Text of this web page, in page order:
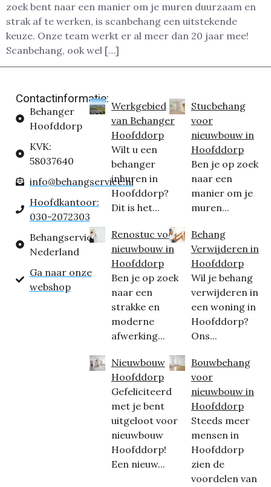
zoek bent naar een manier om je muren duurzaam en
strak af te werken, is scanbehang een uitstekende
keuze. Onze team werkt er al meer dan 20 jaar mee!
Scanbehang, ook wel […]
Contactinformatie:
Behanger
Hoofddorp
KVK:
58037640
info@behangservice.nl
Hoofdkantoor:
030-2072303
Behangservice
Nederland
Ga naar onze
webshop
Werkgebied
van Behanger
Hoofddorp
Wilt u een
behanger
inhuren in
Hoofddorp?
Dit is het...
Renostuc voor
nieuwbouw in
Hoofddorp
Ben je op zoek
naar een
strakke en
moderne
afwerking...
Nieuwbouw
Hoofddorp
Gefeliciteerd
met je bent
uitgeloot voor
nieuwbouw
Hoofddorp!
Een nieuw...
Stucbehang
voor
nieuwbouw in
Hoofddorp
Ben je op zoek
naar een
manier om je
muren...
Behang
Verwijderen in
Hoofddorp
Wil je behang
verwijderen in
een woning in
Hoofddorp?
Ons...
Bouwbehang
voor
nieuwbouw in
Hoofddorp
Steeds meer
mensen in
Hoofddorp
zien de
voordelen van